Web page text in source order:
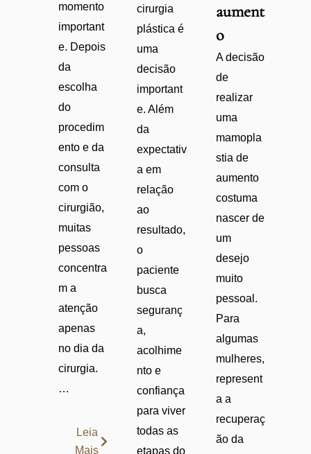
momento
important
e. Depois
da
escolha
do
procedim
ento e da
consulta
com o
cirurgião,
muitas
pessoas
concentra
m a
atenção
apenas
no dia da
cirurgia.
…
Leia
Mais
cirurgia
plástica é
uma
decisão
important
e. Além
da
expectativ
a em
relação
ao
resultado,
o
paciente
busca
seguranç
a,
acolhime
nto e
confiança
para viver
todas as
etapas do
aument
o
A decisão
de
realizar
uma
mamopla
stia de
aumento
costuma
nascer de
um
desejo
muito
pessoal.
Para
algumas
mulheres,
represent
a a
recuperaç
ão da